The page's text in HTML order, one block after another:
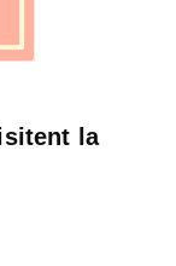
la